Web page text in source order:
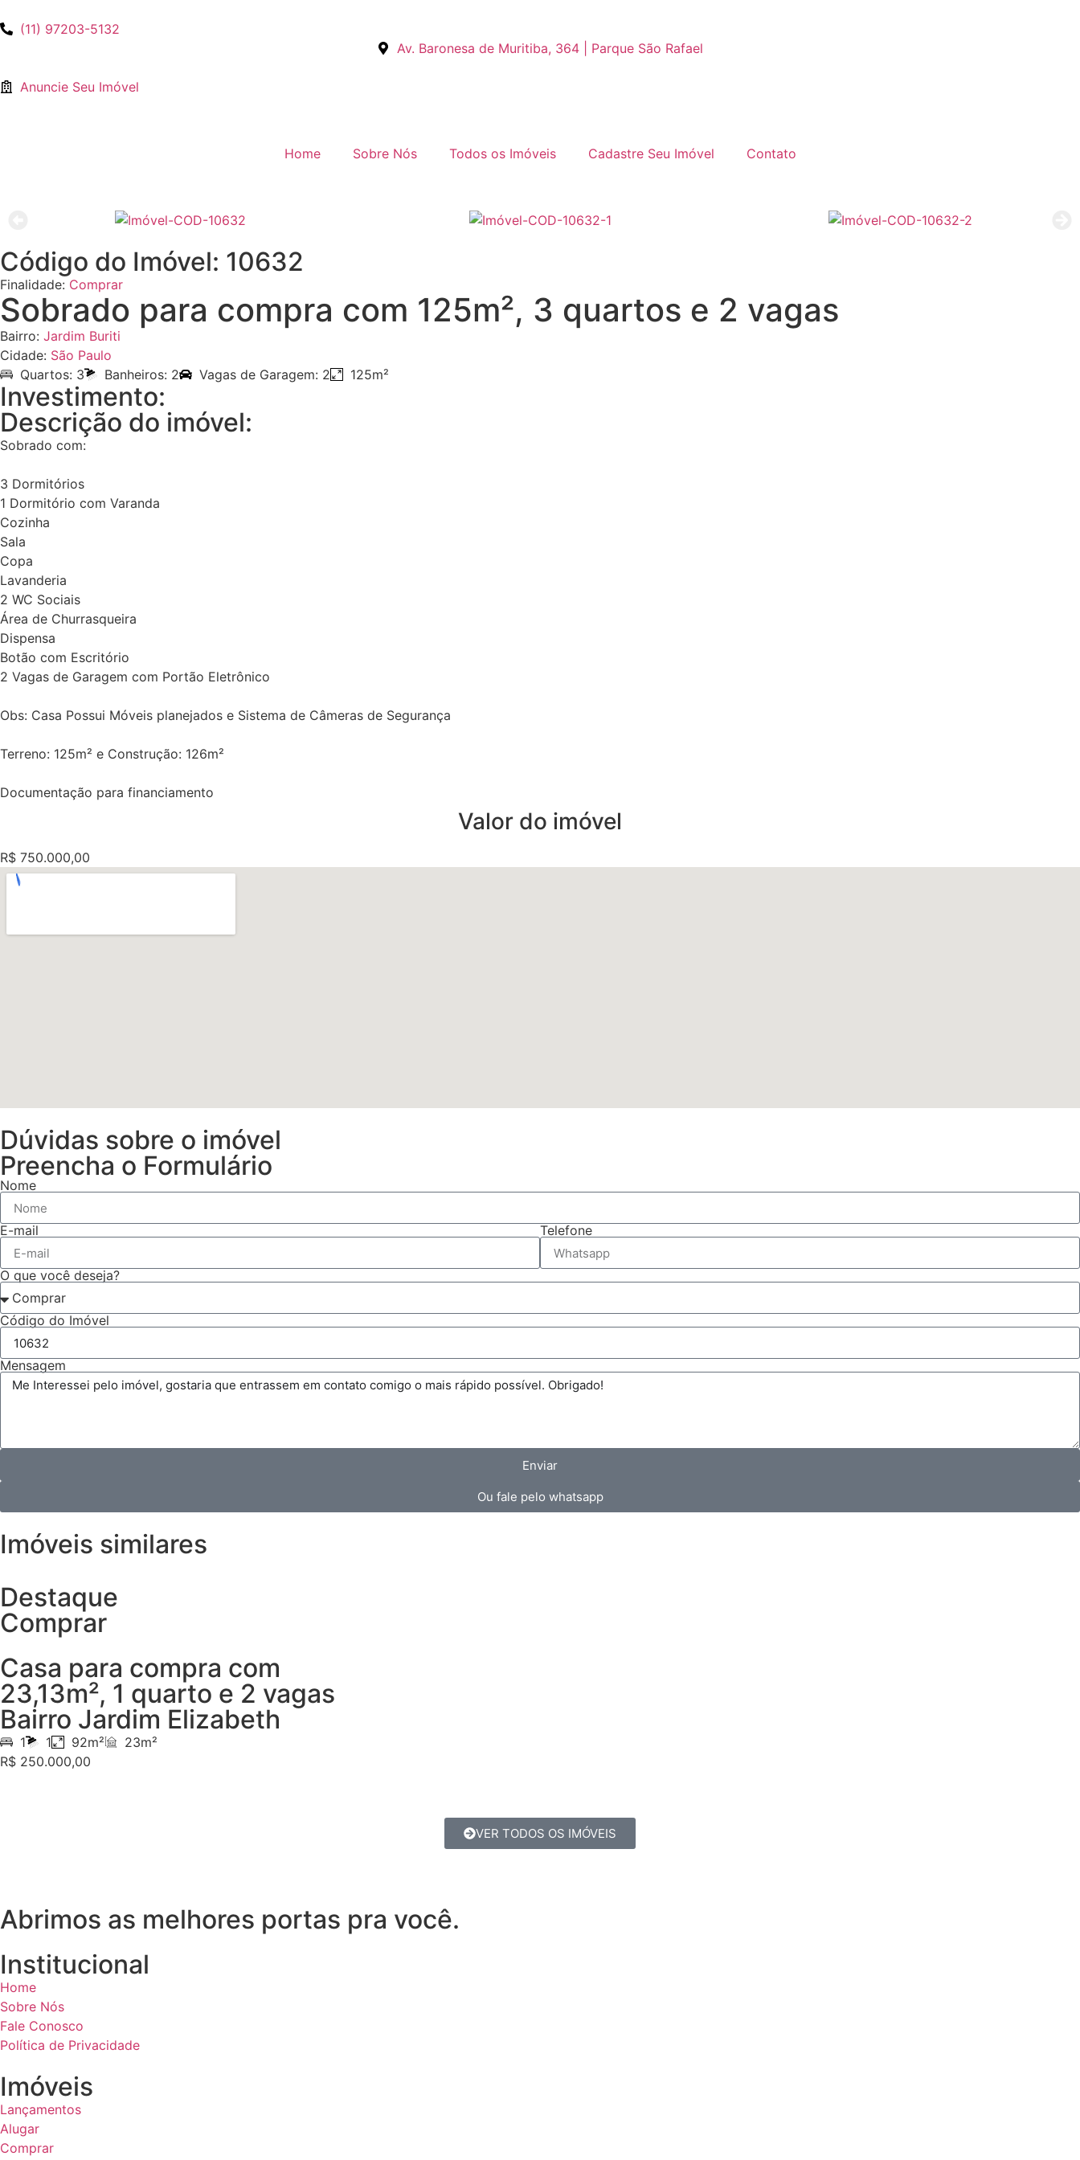
(11) 97203-5132
Av. Baronesa de Muritiba, 364 | Parque São Rafael
Anuncie Seu Imóvel
Home Sobre Nós Todos os Imóveis Cadastre Seu Imóvel Contato
Código do Imóvel: 10632
Finalidade: Comprar
Sobrado para compra com 125m², 3 quartos e 2 vagas
Bairro: Jardim Buriti
Cidade: São Paulo
Quartos: 3
Banheiros: 2 Vagas de Garagem: 2 125m²
Investimento:
Descrição do imóvel:
Sobrado com:
3 Dormitórios
1 Dormitório com Varanda
Cozinha
Sala
Copa
Lavanderia
2 WC Sociais
Área de Churrasqueira
Dispensa
Botão com Escritório
2 Vagas de Garagem com Portão Eletrônico
Obs: Casa Possui Móveis planejados e Sistema de Câmeras de Segurança
Terreno: 125m² e Construção: 126m²
Documentação para financiamento
Valor do imóvel
R$ 750.000,00
Dúvidas sobre o imóvel
Preencha o Formulário
Nome
E-mail Telefone
O que você deseja?
Código do Imóvel
Mensagem
Enviar
Ou fale pelo whatsapp
Imóveis similares
Destaque
Comprar
Casa para compra com
23,13m², 1 quarto e 2 vagas
Bairro Jardim Elizabeth
1 1 92m²
23m²
R$ 250.000,00
VER TODOS OS IMÓVEIS
Abrimos as melhores portas pra você.
Institucional
Home
Sobre Nós
Fale Conosco
Política de Privacidade
Imóveis
Lançamentos
Alugar
Comprar